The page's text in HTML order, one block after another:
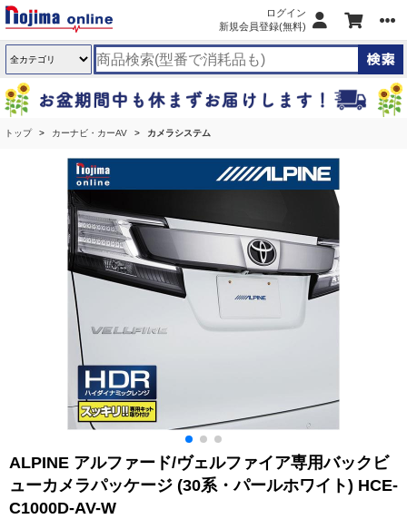
ログイン
新規会員登録(無料)
トップ カーナビ・カーAV カメラシステム
ALPINE アルファード/ヴェルファイア専用バックビ
ューカメラパッケージ (30系・パールホワイト) HCE-
C1000D-AV-W